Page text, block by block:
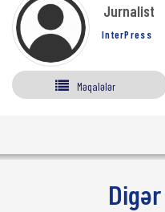
Jurnalist
InterPress
Məqalələr